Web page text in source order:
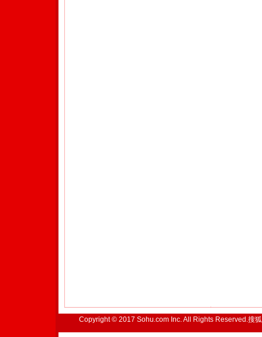
Copyright © 2017 Sohu.com Inc. All Rights Reserved.搜